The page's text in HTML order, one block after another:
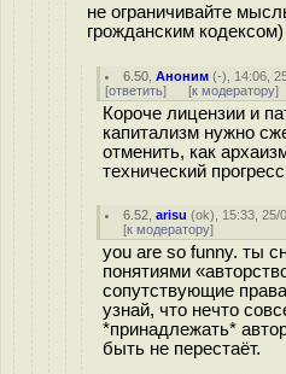
не ограничивайте
грожданским кодексом)
6.50 ,Аноним (-), 14:06,
[ответить] [к модератору]
Короче лицензии и
капитализм нужно
отменить, как
технический
6.52 ,arisu (ok), 15:33, 25/
[к модератору]
you are so funny. ты
понятиями
сопутствующие
узнай, что нечто
*принадлежать*
быть не перестаёт.